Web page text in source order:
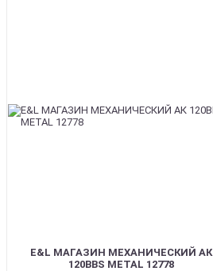
E&L МАГАЗИН МЕХАНИЧЕСКИЙ АК
120BBS METAL 12778